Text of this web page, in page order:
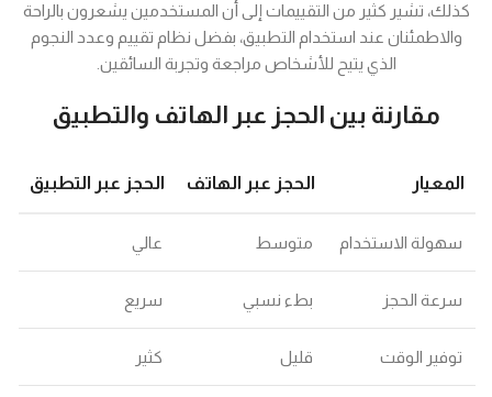
كذلك، تشير كثير من التقييمات إلى أن المستخدمين يشعرون بالراحة
والاطمئنان عند استخدام التطبيق، بفضل نظام تقييم وعدد النجوم
الذي يتيح للأشخاص مراجعة وتجربة السائقين.
مقارنة بين الحجز عبر الهاتف والتطبيق
المعيار الحجز عبر الهاتف الحجز عبر التطبيق
سهولة الاستخدام متوسط عالي
سرعة الحجز بطء نسبي سريع
توفير الوقت قليل كثير